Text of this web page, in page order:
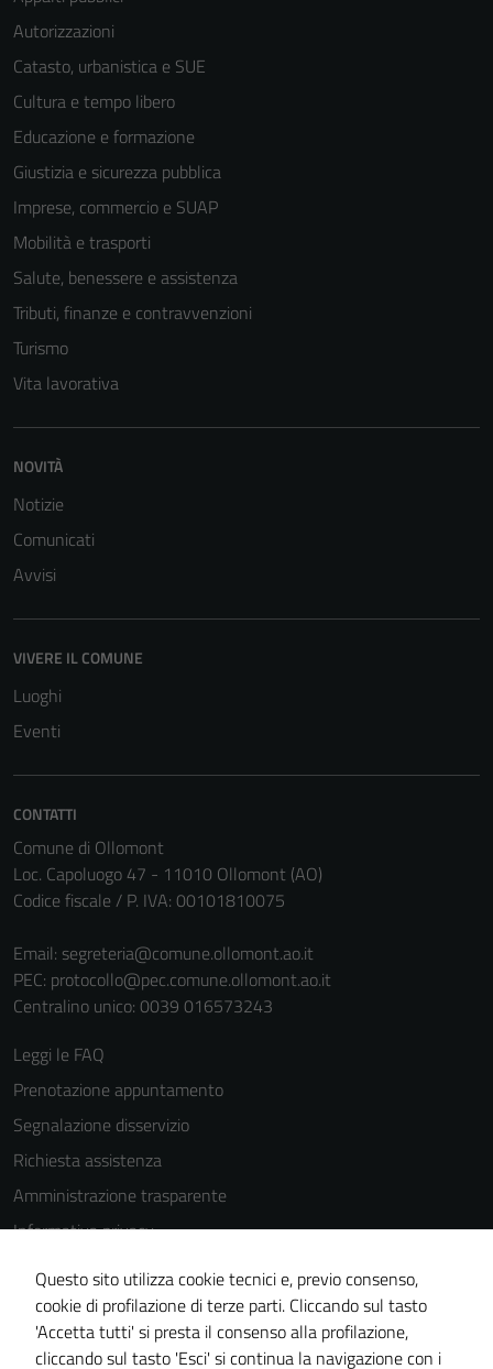
Autorizzazioni
Catasto, urbanistica e SUE
Cultura e tempo libero
Educazione e formazione
Giustizia e sicurezza pubblica
Imprese, commercio e SUAP
Mobilità e trasporti
Salute, benessere e assistenza
Tributi, finanze e contravvenzioni
Turismo
Vita lavorativa
NOVITÀ
Notizie
Comunicati
Avvisi
VIVERE IL COMUNE
Luoghi
Eventi
CONTATTI
Comune di Ollomont
Loc. Capoluogo 47 - 11010 Ollomont (AO)
Codice fiscale / P. IVA: 00101810075
Email: segreteria@comune.ollomont.ao.it
PEC: protocollo@pec.comune.ollomont.ao.it
Centralino unico: 0039 016573243
Leggi le FAQ
Prenotazione appuntamento
Segnalazione disservizio
Richiesta assistenza
Amministrazione trasparente
Informativa privacy
Cookie Policy
Note legali
Dichiarazione di accessibilità
Questo sito utilizza cookie tecnici e, previo consenso,
cookie di profilazione di terze parti. Cliccando sul tasto
'Accetta tutti' si presta il consenso alla profilazione,
cliccando sul tasto 'Esci' si continua la navigazione con i
per il
Questi cookie